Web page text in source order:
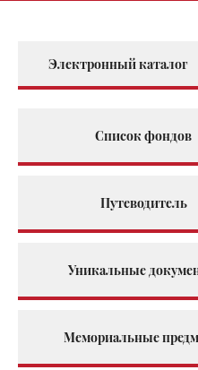
Электронный каталог
Список фондов
Путеводитель
Уникальные
Мемориальные